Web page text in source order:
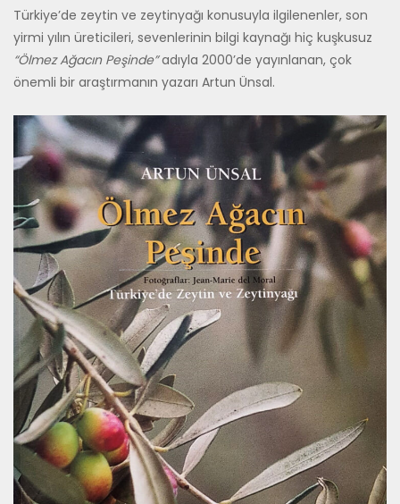
Türkiye’de zeytin ve zeytinyağı konusuyla ilgilenenler, son
yirmi yılın üreticileri, sevenlerinin bilgi kaynağı hiç kuşkusuz
“Ölmez Ağacın Peşinde”adıyla 2000’de yayınlanan, çok
önemli bir araştırmanın yazarı Artun Ünsal.